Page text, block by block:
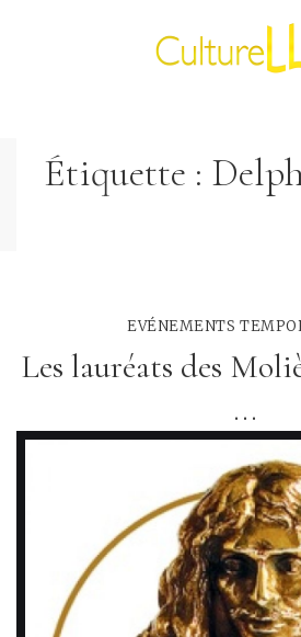
Étiquette :
EVÉNEMENTS
Les lauréats des
...